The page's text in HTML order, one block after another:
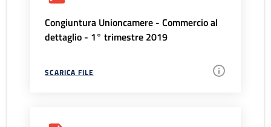
Congiuntura Unioncamere - Commercio al
dettaglio - 1° trimestre 2019
SCARICA FILE